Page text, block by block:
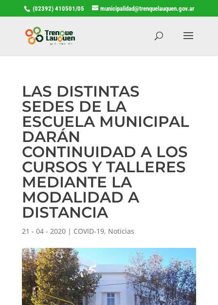
(02392) 410501/05 municipalidad@trenquelauquen.gov.ar
LAS DISTINTAS
SEDES DE LA
ESCUELA MUNICIPAL
DARÁN
CONTINUIDAD A LOS
CURSOS Y TALLERES
MEDIANTE LA
MODALIDAD A
DISTANCIA
21 - 04 - 2020| COVID-19, Noticias